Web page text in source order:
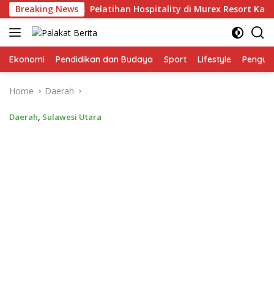
Skip
to
content
Breaking News
Purposeful Kids Pelatihan Hospitality di Murex Resort Kalasey
Ekonomi Pendidikan dan Budaya Sport Lifestyle
Home Daerah
Daerah, Sulawesi Utara